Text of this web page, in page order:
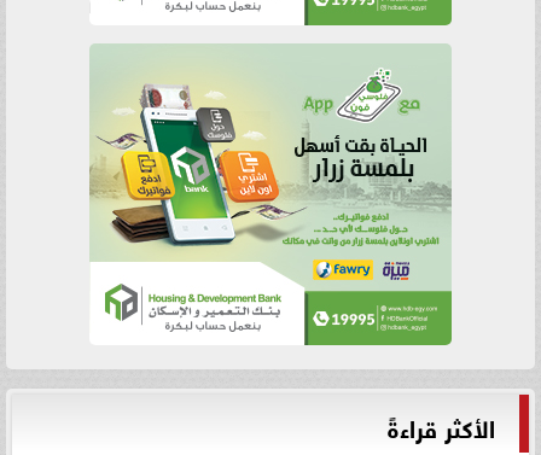
الأكثر قراءةً